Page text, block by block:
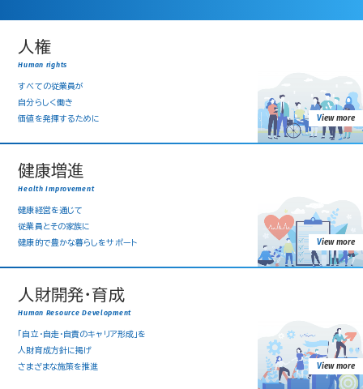
人権
Human rights
すべての従業員が
自分らしく働き
価値を発揮するために
view more
健康増進
Health Improvement
健康経営を通じて
従業員とその家族に
健康的で豊かな暮らしをサポート
view more
人財開発・育成
Human Resource Development
「自立・自走・自責のキャリア形成」を
人財育成方針に掲げ
さまざまな施策を推進
view more